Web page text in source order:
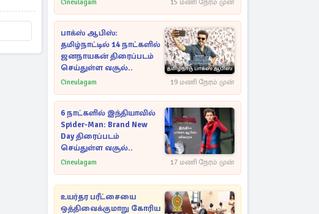
Cineulagam 15 மணி நேரம் முன்
பாக்ஸ் ஆபிஸ்:
தமிழ்நாட்டில் 14 நாட்களில்
ஜனநாயகன் திரைப்படம்
செய்துள்ள வசூல்..
Cineulagam 19 மணி நேரம் முன்
6 நாட்களில் இந்தியாவில்
Spider-Man: Brand New
Day திரைப்படம்
செய்துள்ள வசூல்..
Cineulagam 17 மணி நேரம் முன்
உயர்தர பரீட்சையை
ஒத்திவைக்குமாறு கோரிய